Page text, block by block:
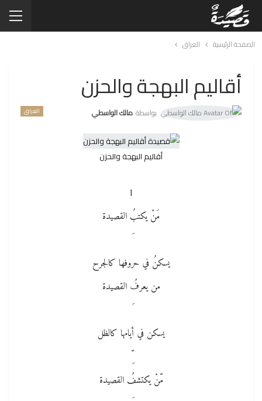
الصفحة الرئيسية العراق
أقاليم البهجة والحزن
العراق بواسطة مالك الواسطي
أقاليم البهجة والحزن
1
مَنْ يكتبُ القصيدة
يسكنُ في حروفها كالجرح
من يعرفُ القصيدة
يسكن في أيامها كالظل
مّنْ يكتشفُ القصيدة